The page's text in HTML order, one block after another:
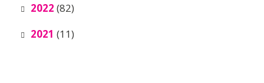
2022 (82)
2021 (11)